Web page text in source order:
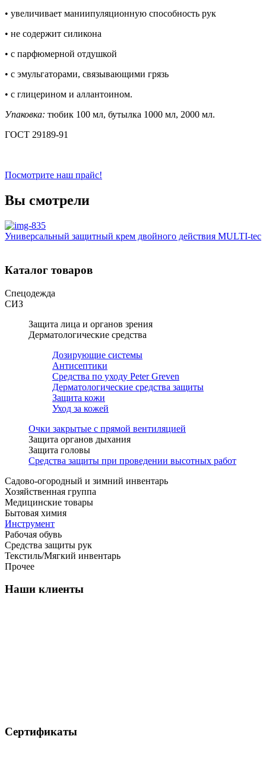
• увеличивает маниипуляционную способность рук
• не содержит силикона
• с парфюмерной отдушкой
• с эмульгаторами, связывающими грязь
• с глицерином и аллантоином.
Упаковка: тюбик 100 мл, бутылка 1000 мл, 2000 мл.
ГОСТ 29189-91
Посмотрите наш прайс!
Вы смотрели
Универсальный защитный крем двойного действия MULTI-tec
Каталог товаров
Спецодежда
СИЗ
Защита лица и органов зрения
Дерматологические средства
Дозирующие системы
Антисептики
Средства по уходу Peter Greven
Дерматологические средства защиты
Защита кожи
Уход за кожей
Очки закрытые с прямой вентиляцией
Защита органов дыхания
Защита головы
Средства защиты при проведении высотных работ
Садово-огородный и зимний инвентарь
Хозяйственная группа
Медицинские товары
Бытовая химия
Инструмент
Рабочая обувь
Средства защиты рук
Текстиль/Мягкий инвентарь
Прочее
Наши клиенты
Сертификаты